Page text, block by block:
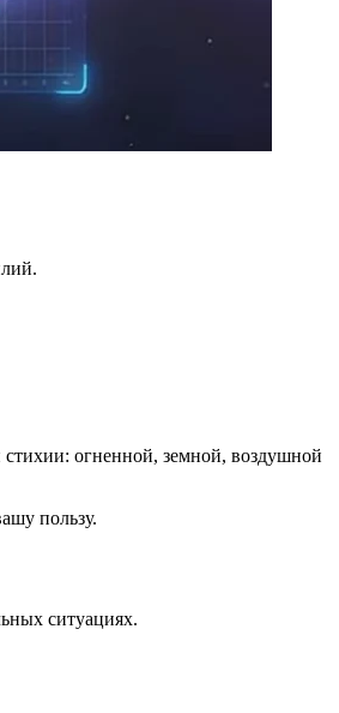
огненной, земной, воздушной
пользу.
ситуациях.